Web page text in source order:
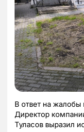
В ответ на жалобы
Директор
Туласов выразил